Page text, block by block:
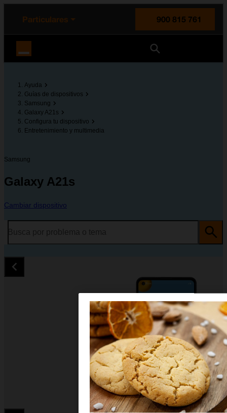
principal
la página
Particulares
900 815 761
Ayuda
Guías de dispositivos
Samsung
Galaxy A21s
Configura tu dispositivo
Entretenimiento y multimedia
Samsung
Galaxy A21s
Cambiar dispositivo